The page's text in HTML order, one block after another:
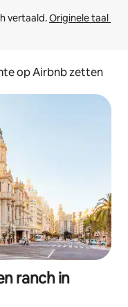
vertaald. Originele taal
op Airbnb zetten
ranch in